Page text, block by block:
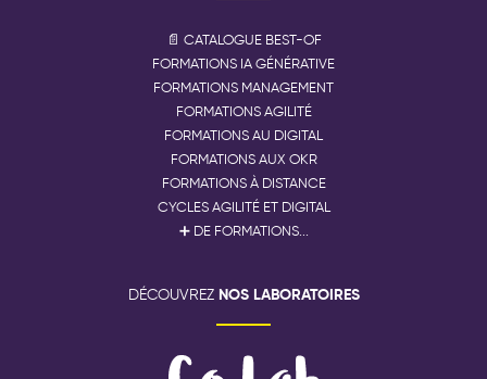
📄 CATALOGUE BEST-OF
FORMATIONS IA GÉNÉRATIVE
FORMATIONS MANAGEMENT
FORMATIONS AGILITÉ
FORMATIONS AU DIGITAL
FORMATIONS AUX OKR
FORMATIONS À DISTANCE
CYCLES AGILITÉ ET DIGITAL
➕ DE FORMATIONS...
DÉCOUVREZ NOS LABORATOIRES